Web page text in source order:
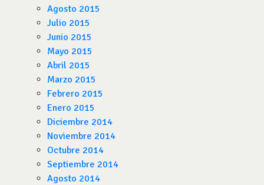
Agosto 2015
Julio 2015
Junio 2015
Mayo 2015
Abril 2015
Marzo 2015
Febrero 2015
Enero 2015
Diciembre 2014
Noviembre 2014
Octubre 2014
Septiembre 2014
Agosto 2014